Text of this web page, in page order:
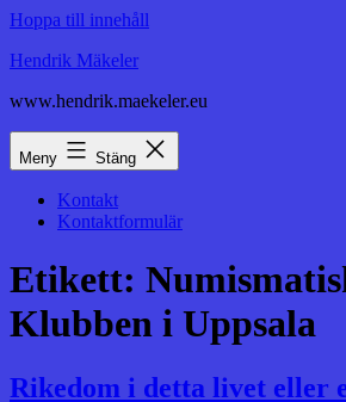
Hoppa till innehåll
Hendrik Mäkeler
www.hendrik.maekeler.eu
Meny Stäng
Kontakt
Kontaktformulär
Etikett:
Klubben i Uppsala
Rikedom i detta livet eller